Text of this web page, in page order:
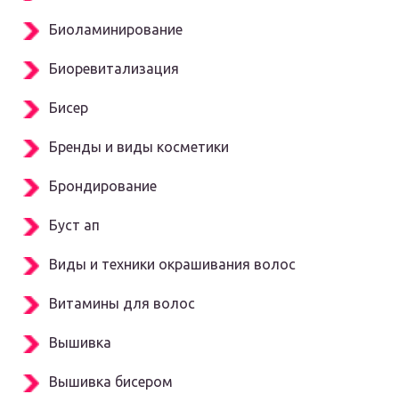
Биоламинирование
Биоревитализация
Бисер
Бренды и виды косметики
Брондирование
Буст ап
Виды и техники окрашивания волос
Витамины для волос
Вышивка
Вышивка бисером